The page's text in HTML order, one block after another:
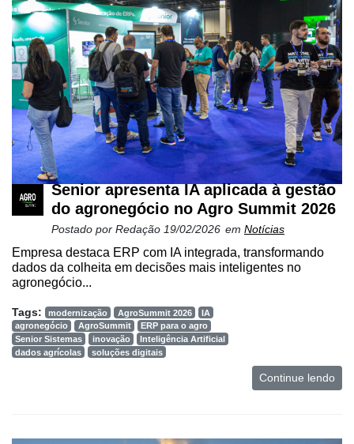
Netrin
Néctar
Tecprime
Agro
Lean
Way
Consulting
Manager
ONE
Senior apresenta IA aplicada à gestão
do agronegócio no Agro Summit 2026
Postado por Redação 19/02/2026 em Notícias
Empresa destaca ERP com IA integrada, transformando
dados da colheita em decisões mais inteligentes no
agronegócio...
Tags: modernização AgroSummit 2026
IA
agronegócio
AgroSummit
ERP para o agro
Senior Sistemas
inovação
Inteligência Artificial
dados agrícolas
soluções digitais
Continue lendo